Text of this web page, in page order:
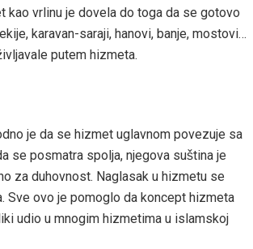
kao vrlinu je dovela do toga da se gotovo
karavan-saraji, hanovi, banje, mostovi…
putem hizmeta.
je da se hizmet uglavnom povezuje sa
se posmatra spolja, njegova suština je
za duhovnost. Naglasak u hizmetu se
Sve ovo je pomoglo da koncept hizmeta
udio u mnogim hizmetima u islamskoj